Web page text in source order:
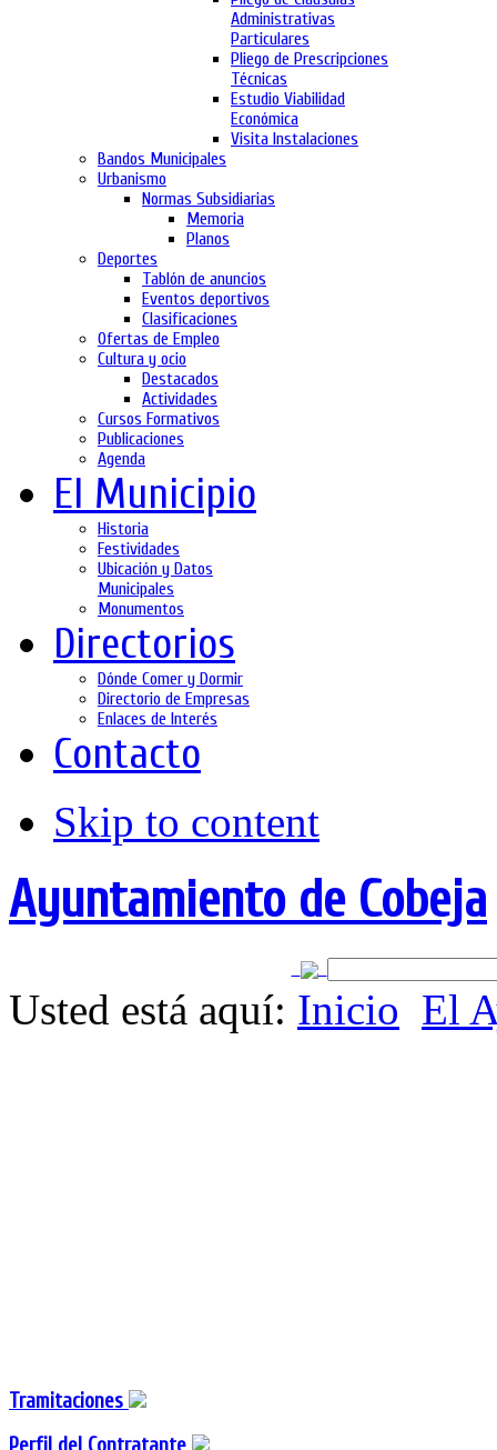
Administrativas
Particulares
Pliego de Prescripciones
Técnicas
Estudio Viabilidad
Económica
Visita Instalaciones
Bandos Municipales
Urbanismo
Normas Subsidiarias
Memoria
Planos
Deportes
Tablón de anuncios
Eventos deportivos
Clasificaciones
Ofertas de Empleo
Cultura y ocio
Destacados
Actividades
Cursos Formativos
Publicaciones
Agenda
El Municipio
Historia
Festividades
Ubicación y Datos
Municipales
Monumentos
Directorios
Dónde Comer y Dormir
Directorio de Empresas
Enlaces de Interés
Contacto
Skip to content
Ayuntamiento de Cobeja
Usted está aquí: Inicio El
Tramitaciones